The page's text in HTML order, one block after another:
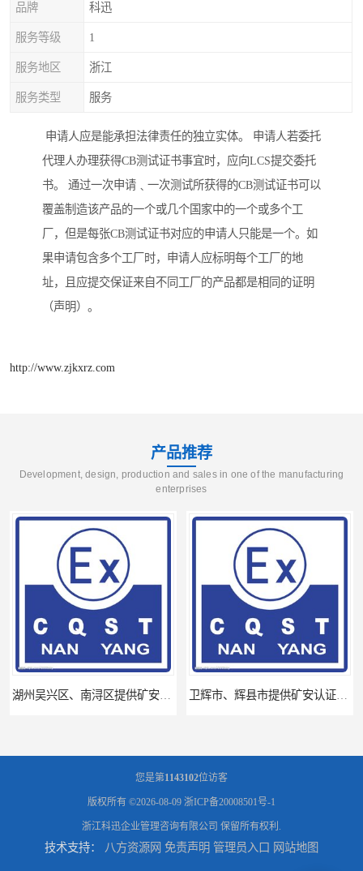
品牌 科迅
服务等级 1
服务地区 浙江
服务类型 服务
申请人应是能承担法律责任的独立实体。 申请人若委托
代理人办理获得CB测试证书事宜时，应向LCS提交委托
书。 通过一次申请﹑一次测试所获得的CB测试证书可以
覆盖制造该产品的一个或几个国家中的一个或多个工
厂，但是每张CB测试证书对应的申请人只能是一个。如
果申请包含多个工厂时，申请人应标明每个工厂的地
址，且应提交保证来自不同工厂的产品都是相同的证明
（声明）。
http://www.zjkxrz.com
产品推荐
Development, design, production and sales in one of the manufacturing
enterprises
您是第1143102位访客
版权所有 ©2026-08-09 浙ICP备20008501号-1
浙江科迅企业管理咨询有限公司 保留所有权利.
技术支持： 八方资源网 免责声明 管理员入口 网站地图